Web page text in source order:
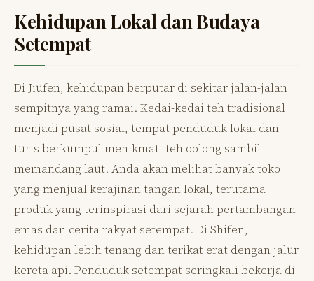
Kehidupan Lokal dan Budaya
Setempat
Di Jiufen, kehidupan berputar di sekitar jalan-jalan
sempitnya yang ramai. Kedai-kedai teh tradisional
menjadi pusat sosial, tempat penduduk lokal dan
turis berkumpul menikmati teh oolong sambil
memandang laut. Anda akan melihat banyak toko
yang menjual kerajinan tangan lokal, terutama
produk yang terinspirasi dari sejarah pertambangan
emas dan cerita rakyat setempat. Di Shifen,
kehidupan lebih tenang dan terikat erat dengan jalur
kereta api. Penduduk setempat seringkali bekerja di